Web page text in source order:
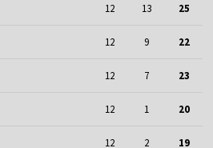
12 13 25
12 9 22
12 7 23
12 1 20
12 2 19